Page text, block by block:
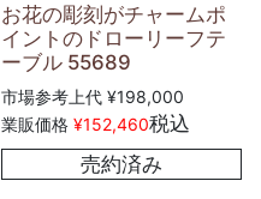
お花の彫刻がチャームポ
イントのドローリーフテ
ーブル 55689
市場参考上代 ¥198,000
業販価格 ¥152,460税込
売約済み